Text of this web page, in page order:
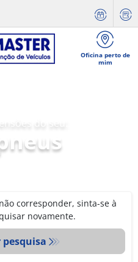
Oficina perto de
mim
corresponder, sinta-se à
novamente.